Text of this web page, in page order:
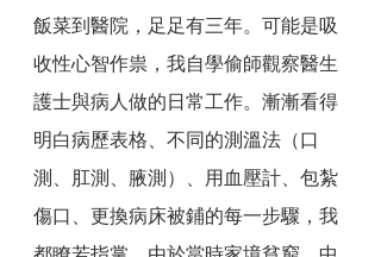
飯菜到醫院，足足有三年。可能是吸
收性心智作祟，我自學偷師觀察醫生
護士與病人做的日常工作。漸漸看得
明白病歷表格、不同的測溫法（口
測、肛測、腋測）、用血壓計、包紮
傷口、更換病床被鋪的每一步驟，我